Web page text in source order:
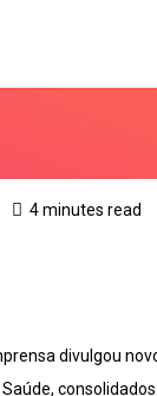
4 minutes read
divulgou